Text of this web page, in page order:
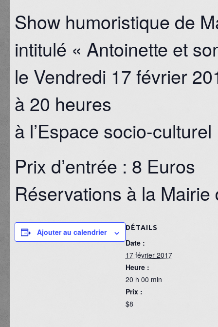
Show humoristique de
intitulé « Antoinette et
le Vendredi 17 février
à 20 heures
à l’Espace socio-culturel
Prix d’entrée : 8 Euros
Réservations à la Mairie
Ajouter au calendrier DÉTAILS
Date :
17 février 2017
Heure :
20 h 00 min
Prix :
$8